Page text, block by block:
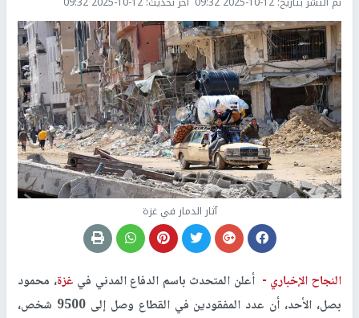
آثار الدمار في غزة
النجاح الإخباري - أعلن المتحدث باسم الدفاع المدني في غزة، محمود
بصل، الأحد، أن عدد المفقودين في القطاع وصل إلى 9500 شخص،